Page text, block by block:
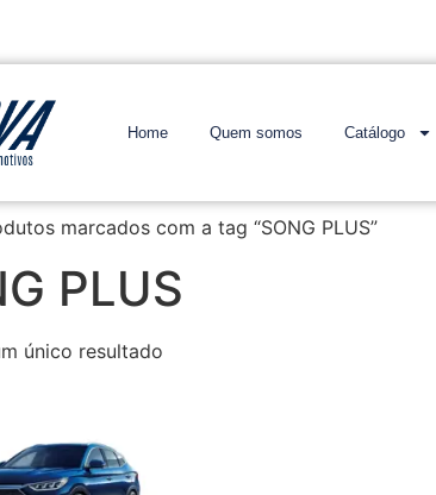
Home Quem somos Catálogo
marcados com a tag “SONG PLUS”
PLUS
único resultado